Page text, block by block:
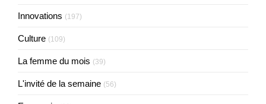
Innovations (197)
Culture (109)
La femme du mois (39)
L'invité de la semaine (56)